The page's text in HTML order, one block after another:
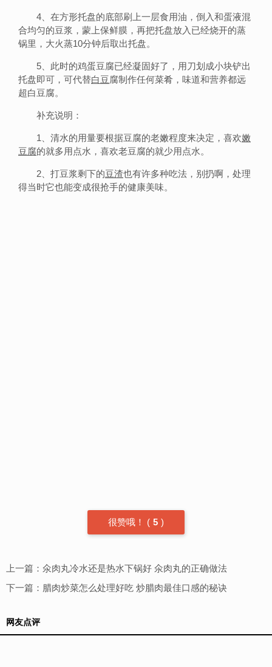
4、在方形托盘的底部刷上一层食用油，倒入和蛋液混
合均匀的豆浆，蒙上保鲜膜，再把托盘放入已经烧开的蒸
锅里，大火蒸10分钟后取出托盘。
5、此时的鸡蛋豆腐已经凝固好了，用刀划成小块铲出
托盘即可，可代替白豆腐制作任何菜肴，味道和营养都远
超白豆腐。
补充说明：
1、清水的用量要根据豆腐的老嫩程度来决定，喜欢嫩
豆腐的就多用点水，喜欢老豆腐的就少用点水。
2、打豆浆剩下的豆渣也有许多种吃法，别扔啊，处理
得当时它也能变成很抢手的健康美味。
很赞哦！ ( 5 )
上一篇： 氽肉丸冷水还是热水下锅好 氽肉丸的正确做法
下一篇： 腊肉炒菜怎么处理好吃 炒腊肉最佳口感的秘诀
网友点评